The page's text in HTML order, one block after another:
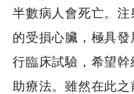
半數病人會死亡。
的受損心臟，極具
行臨床試驗，希望
助療法。雖然在此